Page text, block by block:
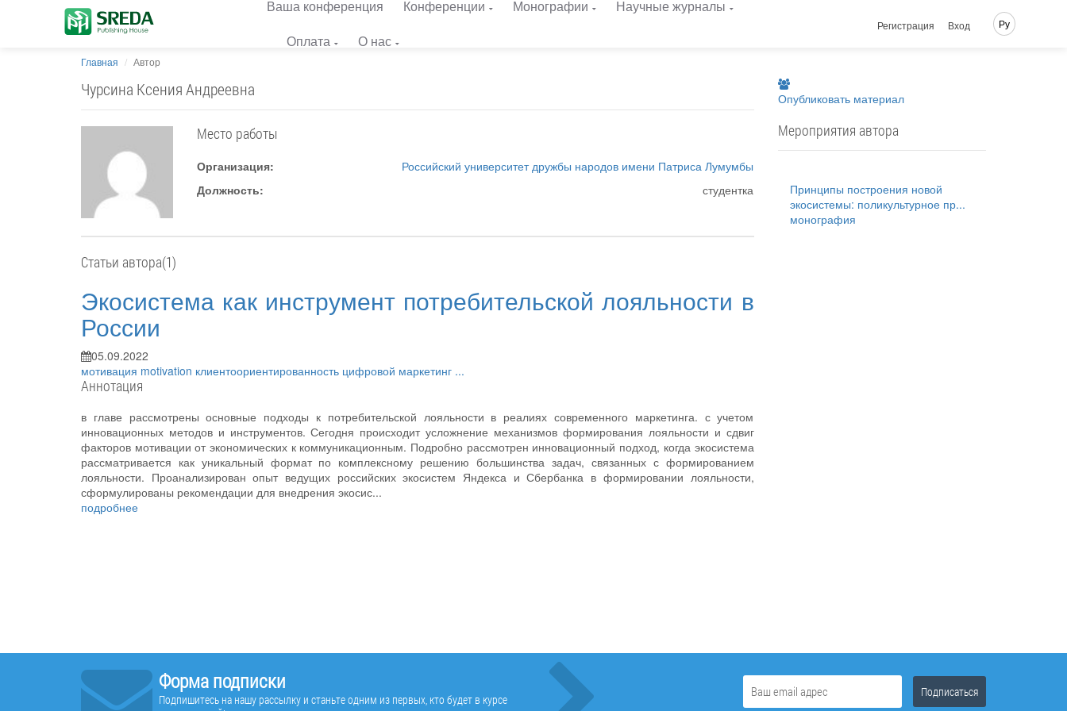
Ваша конференция Конференции Монографии
Научные журналы
Оплата
О нас
Регистрация Вход Ру
Главная Автор
Чурсина Ксения Андреевна
Место работы
Организация:
Российский университет дружбы народов имени Патриса Лумумбы
Должность:
студентка
Статьи автора(1)
Экосистема как инструмент потребительской лояльности в
России
05.09.2022
мотивация motivation клиентоориентированность цифровой маркетинг ...
Аннотация
в главе рассмотрены основные подходы к потребительской лояльности в реалиях современного маркетинга. с учетом
инновационных методов и инструментов. Сегодня происходит усложнение механизмов формирования лояльности и сдвиг
факторов мотивации от экономических к коммуникационным. Подробно рассмотрен инновационный подход, когда экосистема
рассматривается как уникальный формат по комплексному решению большинства задач, связанных с формированием
лояльности. Проанализирован опыт ведущих российских экосистем Яндекса и Сбербанка в формировании лояльности,
сформулированы рекомендации для внедрения экосис...
подробнее
Опубликовать материал
Мероприятия автора
Принципы построения новой
экосистемы: поликультурное пр...
монография
Форма подписки
Подпишитесь на нашу рассылку и станьте одним из первых, кто будет в курсе